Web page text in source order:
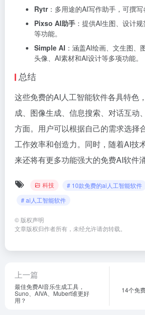
Rytr：多用途的AI写作助手，可撰写
Pixso AI助手 ：提供AI生图、设计
等功能。
Simple AI ：涵盖AI绘画、文生图、
头像、AI素材和AI设计等多项功能。
总结
这些免费的AI人工智能软件各具特色
成、图像生成、信息搜索、对话互动
方面。用户可以根据自己的需求选择
工作效率和创造力。同时，随着AI技
来还将有更多功能强大的免费AI软件涌
科技
# 10款免费的ai人工智能软件
# ai人工智能软件
© 版权声明
文章版权归作者所有，未经允许请勿转载。
上一篇
最佳免费AI音乐生成工具，
Suno、AIVA、Mubert谁更好
用？
14个免